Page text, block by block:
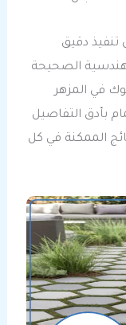
دقيق
الصحيحة
في المزهر
بأدق التفاصيل
الممكنة في كل